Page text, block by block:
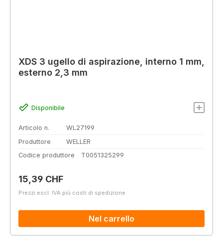
XDS 3 ugello di aspirazione, interno 1 mm,
esterno 2,3 mm
Disponibile
Articolo n.
WL27199
Produttore
WELLER
Codice produttore
T0051325299
Prezzo normale:
15,39 CHF
Prezzi escl. IVA più costi di spedizione
Nel carrello